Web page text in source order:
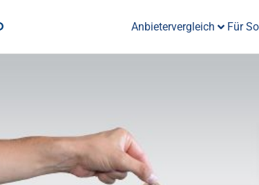
Anbietervergleich Für